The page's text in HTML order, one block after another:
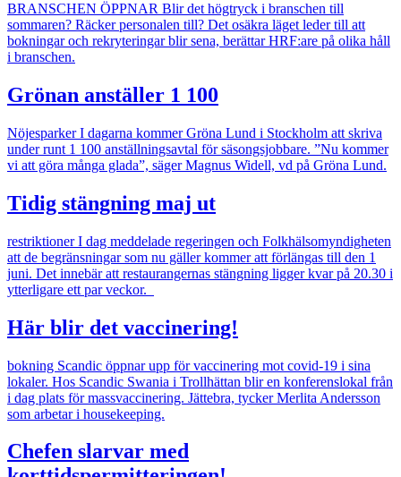
BRANSCHEN ÖPPNAR Blir det högtryck i branschen till
sommaren? Räcker personalen till? Det osäkra läget leder till att
bokningar och rekryteringar blir sena, berättar HRF:are på olika håll
i branschen.
Grönan anställer 1 100
NöjesparkerI dagarna kommer Gröna Lund i Stockholm att skriva
under runt 1 100 anställningsavtal för säsongsjobbare. ”Nu kommer
vi att göra många glada”, säger Magnus Widell, vd på Gröna Lund.
Tidig stängning maj ut
restriktionerI dag meddelade regeringen och Folkhälsomyndigheten
att de begränsningar som nu gäller kommer att förlängas till den 1
juni. Det innebär att restaurangernas stängning ligger kvar på 20.30 i
ytterligare ett par veckor.
Här blir det vaccinering!
bokning Scandic öppnar upp för vaccinering mot covid-19 i sina
lokaler. Hos Scandic Swania i Trollhättan blir en konferenslokal från
i dag plats för massvaccinering. Jättebra, tycker Merlita Andersson
som arbetar i housekeeping.
Chefen slarvar med